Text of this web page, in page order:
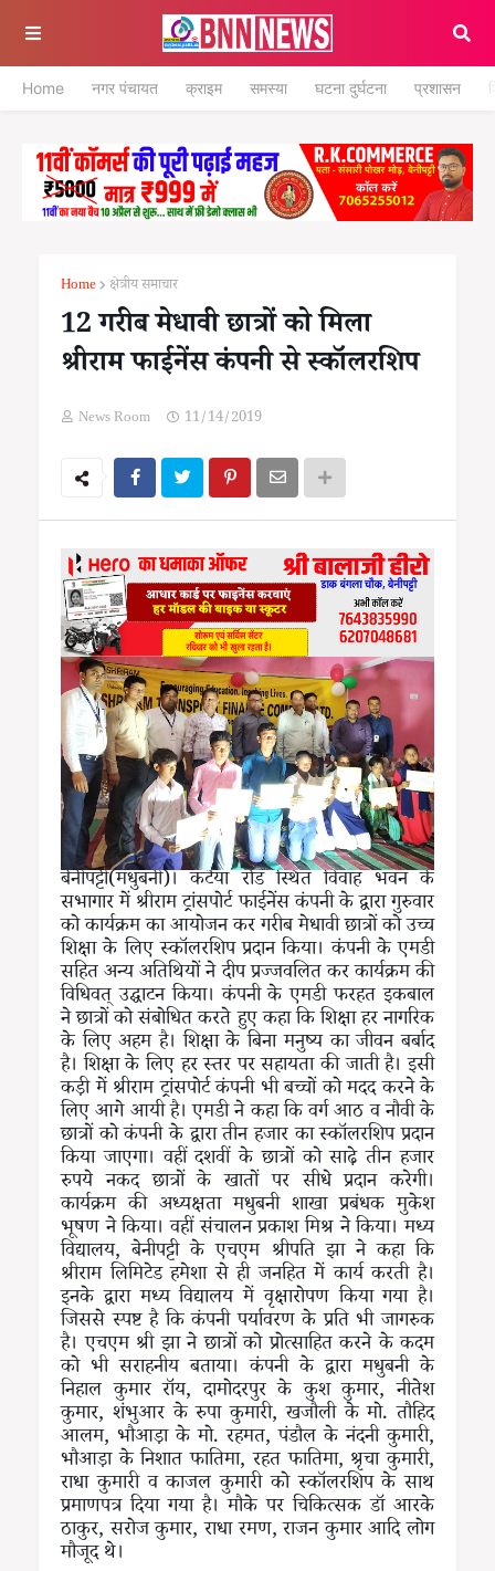
Home नगर पंचायत क्राइम समस्या घटना दुर्घटना प्रशासन
Home क्षेत्रीय समाचार
12 गरीब मेधावी छात्रों को मिला
श्रीराम फाईनेंस कंपनी से स्कॉलरशिप
News Room 11/14/2019
बेनीपट्टी(मधुबनी)। कटैया रोड स्थित विवाह भवन के
सभागार में श्रीराम ट्रांसपोर्ट फाईनेंस कंपनी के द्वारा गुरुवार
को कार्यक्रम का आयोजन कर गरीब मेधावी छात्रों को उच्च
शिक्षा के लिए स्कॉलरशिप प्रदान किया। कंपनी के एमडी
सहित अन्य अतिथियों ने दीप प्रज्जवलित कर कार्यक्रम की
विधिवत् उद्घाटन किया। कंपनी के एमडी फरहत इकबाल
ने छात्रों को संबोधित करते हुए कहा कि शिक्षा हर नागरिक
के लिए अहम है। शिक्षा के बिना मनुष्य का जीवन बर्बाद
है। शिक्षा के लिए हर स्तर पर सहायता की जाती है। इसी
कड़ी में श्रीराम ट्रांसपोर्ट कंपनी भी बच्चों को मदद करने के
लिए आगे आयी है। एमडी ने कहा कि वर्ग आठ व नौवी के
छात्रों को कंपनी के द्वारा तीन हजार का स्कॉलरशिप प्रदान
किया जाएगा। वहीं दशवीं के छात्रों को साढ़े तीन हजार
रुपये नकद छात्रों के खातों पर सीधे प्रदान करेगी।
कार्यक्रम की अध्यक्षता मधुबनी शाखा प्रबंधक मुकेश
भूषण ने किया। वहीं संचालन प्रकाश मिश्र ने किया। मध्य
विद्यालय, बेनीपट्टी के एचएम श्रीपति झा ने कहा कि
श्रीराम लिमिटेड हमेशा से ही जनहित में कार्य करती है।
इनके द्वारा मध्य विद्यालय में वृक्षारोपण किया गया है।
जिससे स्पष्ट है कि कंपनी पर्यावरण के प्रति भी जागरुक
है। एचएम श्री झा ने छात्रों को प्रोत्साहित करने के कदम
को भी सराहनीय बताया। कंपनी के द्वारा मधुबनी के
निहाल कुमार रॉय, दामोदरपुर के कुश कुमार, नीतेश
कुमार, शंभुआर के रुपा कुमारी, खजौली के मो. तौहिद
आलम, भौआड़ा के मो. रहमत, पंडौल के नंदनी कुमारी,
भौआड़ा के निशात फातिमा, रहत फातिमा, श्रृचा कुमारी,
राधा कुमारी व काजल कुमारी को स्कॉलरशिप के साथ
प्रमाणपत्र दिया गया है। मौके पर चिकित्सक डॉ आरके
ठाकुर, सरोज कुमार, राधा रमण, राजन कुमार आदि लोग
मौजूद थे।